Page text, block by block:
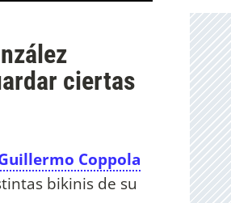
ciertas
Coppola
bikinis de su